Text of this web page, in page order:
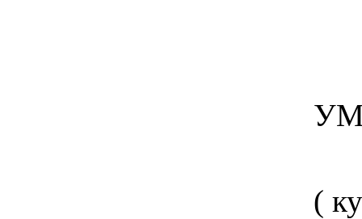
УМРИ
( кусок